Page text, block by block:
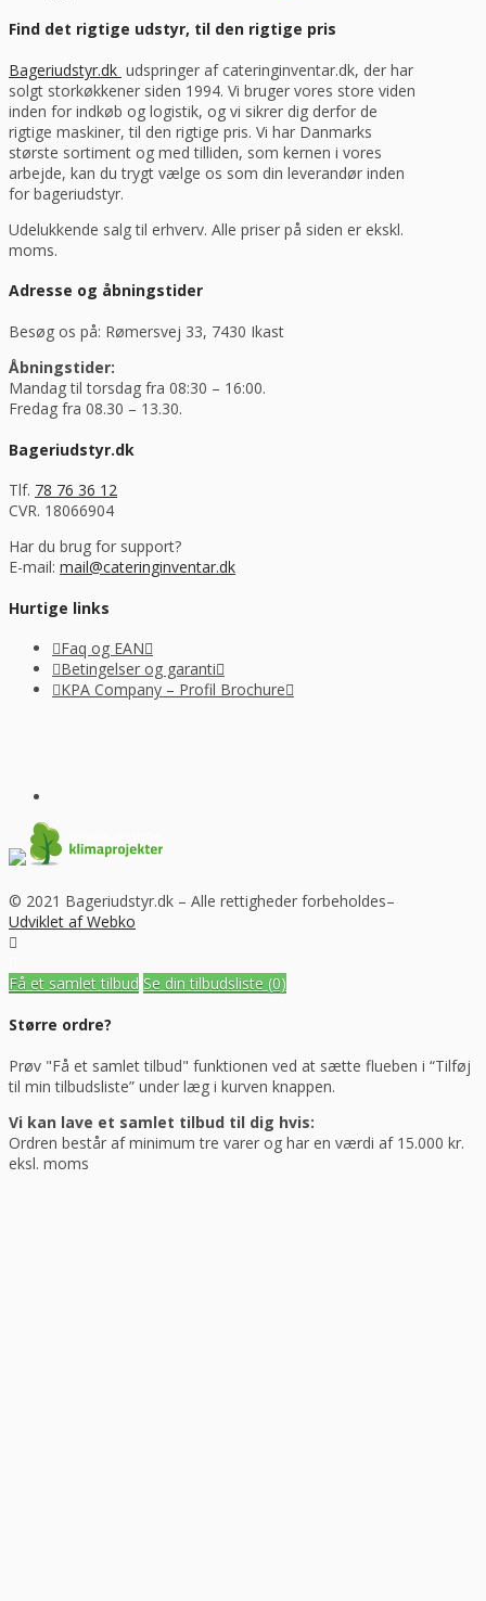
Find det rigtige udstyr, til den rigtige pris
Bageriudstyr.dk udspringer af cateringinventar.dk, der har
solgt storkøkkener siden 1994. Vi bruger vores store viden
inden for indkøb og logistik, og vi sikrer dig derfor de
rigtige maskiner, til den rigtige pris. Vi har Danmarks
største sortiment og med tilliden, som kernen i vores
arbejde, kan du trygt vælge os som din leverandør inden
for bageriudstyr.
Udelukkende salg til erhverv. Alle priser på siden er ekskl.
moms.
Adresse og åbningstider
Besøg os på: Rømersvej 33, 7430 Ikast
Åbningstider:
Mandag til torsdag fra 08:30 – 16:00.
Fredag fra 08.30 – 13.30.
Bageriudstyr.dk
Tlf. 78 76 36 12
CVR. 18066904
Har du brug for support?
E-mail: mail@cateringinventar.dk
Hurtige links
Faq og EAN
Betingelser og garanti
KPA Company – Profil Brochure
© 2021 Bageriudstyr.dk – Alle rettigheder forbeholdes–
Udviklet af Webko
Få et samlet tilbud Se din tilbudsliste (0)
Større ordre?
Prøv "Få et samlet tilbud" funktionen ved at sætte flueben i “Tilføj
til min tilbudsliste” under læg i kurven knappen.
Vi kan lave et samlet tilbud til dig hvis:
Ordren består af minimum tre varer og har en værdi af 15.000 kr.
eksl. moms